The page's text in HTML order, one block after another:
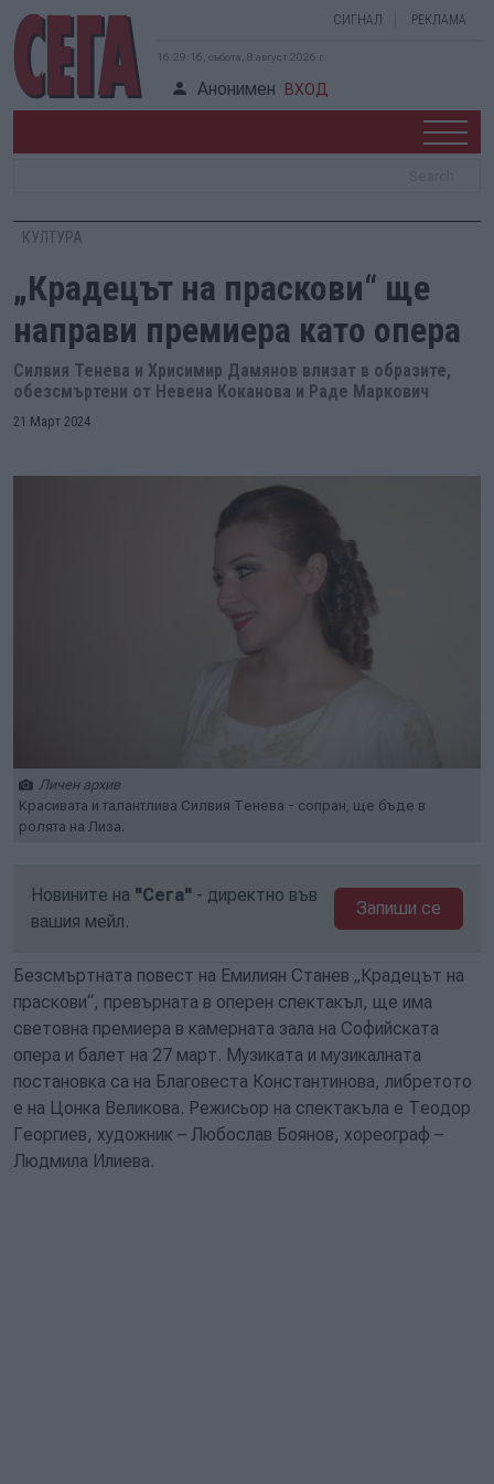
СИГНАЛ РЕКЛАМА
16:29:17, събота, 8 август 2026 г.
Анонимен ВХОД
КУЛТУРА
„Крадецът на праскови“ ще
направи премиера като опера
Силвия Тенева и Хрисимир Дамянов влизат в образите,
обезсмъртени от Невена Коканова и Раде Маркович
21 Март 2024
Личен архив
Красивата и талантлива Силвия Тенева - сопран, ще бъде в
ролята на Лиза.
Новините на "Сега" - директно във
вашия мейл.
Запиши се
Безсмъртната повест на Емилиян Станев „Крадецът на
праскови“, превърната в оперен спектакъл, ще има
световна премиера в камерната зала на Софийската
опера и балет на 27 март. Музиката и музикалната
постановка са на Благовеста Константинова, либретото
е на Цонка Великова. Режисьор на спектакъла е Теодор
Георгиев, художник – Любослав Боянов, хореограф –
Людмила Илиева.